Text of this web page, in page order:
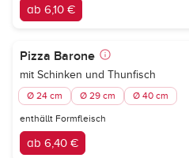
ab 6,10 €
Pizza Barone
mit Schinken und Thunfisch
Ø 24 cm Ø 29 cm Ø 40 cm
enthällt Formfleisch
ab 6,40 €